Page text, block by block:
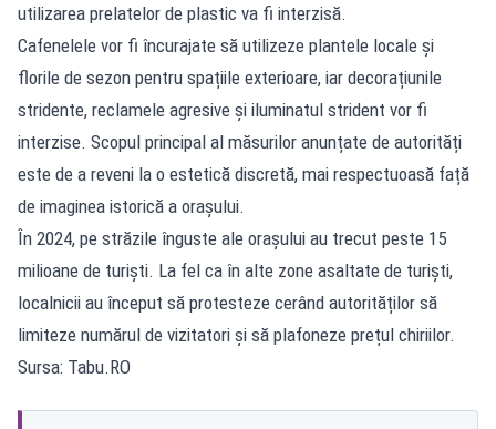
utilizarea prelatelor de plastic va fi interzisă.
Cafenelele vor fi încurajate să utilizeze plantele locale și
florile de sezon pentru spațiile exterioare, iar decorațiunile
stridente, reclamele agresive și iluminatul strident vor fi
interzise. Scopul principal al măsurilor anunțate de autorități
este de a reveni la o estetică discretă, mai respectuoasă față
de imaginea istorică a orașului.
În 2024, pe străzile înguste ale orașului au trecut peste 15
milioane de turiști. La fel ca în alte zone asaltate de turiști,
localnicii au început să protesteze cerând autorităților să
limiteze numărul de vizitatori și să plafoneze prețul chiriilor.
Sursa: Tabu.RO